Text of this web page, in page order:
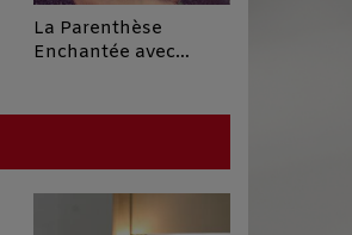
La Parenthèse
Enchantée avec